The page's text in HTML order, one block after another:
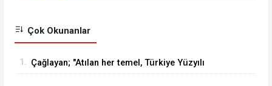
Çok Okunanlar
1. Çağlayan; "Atılan her temel, Türkiye Yüzyılı